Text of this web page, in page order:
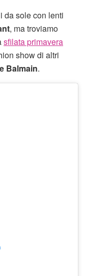
da sole con lenti
, ma troviamo
sfilata primavera
show di altri
Balmain.